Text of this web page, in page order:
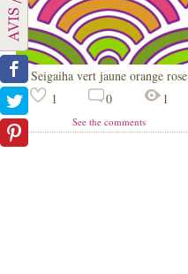
Seigaiha vert jaune orange rose
1
0 1
See the comments